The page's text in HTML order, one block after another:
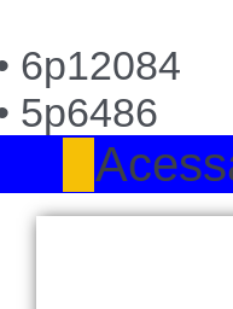
6p12084
5p6486